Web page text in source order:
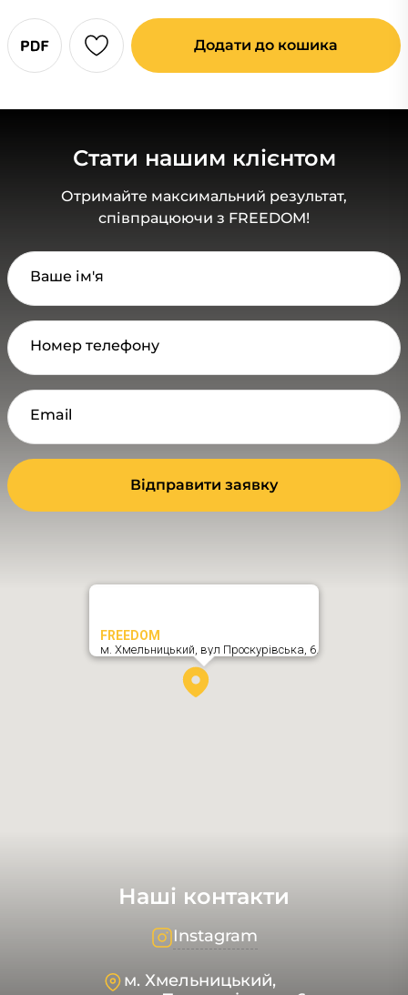
Додати до кошика
Стати нашим клієнтом
Отримайте максимальний результат,
співпрацюючи з FREEDOM!
Ваше ім'я
Номер телефону
Email
Відправити заявку
Наші контакти
Instagram
м. Хмельницький,
FREEDOM
м. Хмельницький, вул Проскурівська, 6,